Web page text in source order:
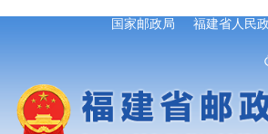
国家邮政局 福建省人民